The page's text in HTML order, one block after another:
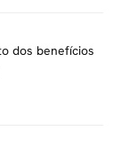
dos benefícios